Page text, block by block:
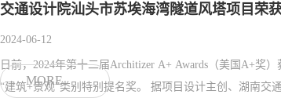
交通设计院汕头市苏埃海湾隧道风塔项目荣
2024-06-12
日前，2024年第十二届Architizer A+ Awards（美国A+奖
“建筑+景观”类别特别提名奖。 据
MORE